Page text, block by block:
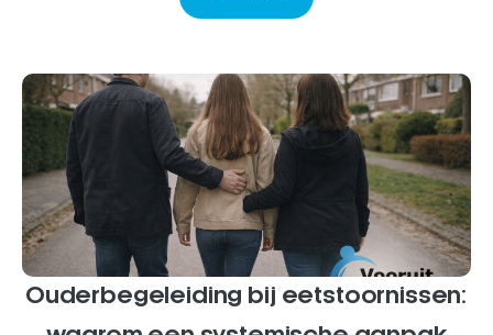
Ouderbegeleiding bij eetstoornissen: